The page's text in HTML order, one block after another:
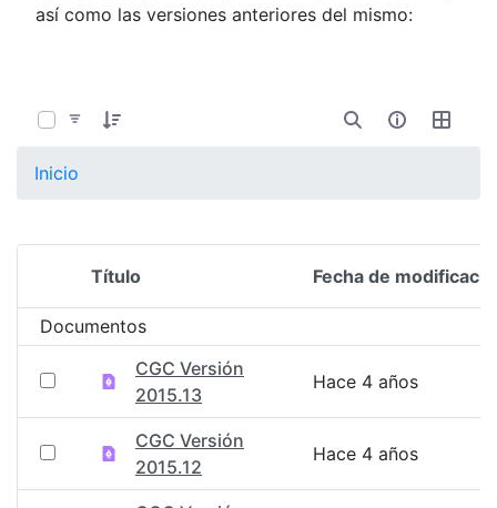
así como las versiones anteriores del mismo:
Inicio
Selección del elemento
Título Fecha de
Documentos
CGC Versión
2015.13
Hace 4 años
CGC Versión
2015.12
Hace 4 años